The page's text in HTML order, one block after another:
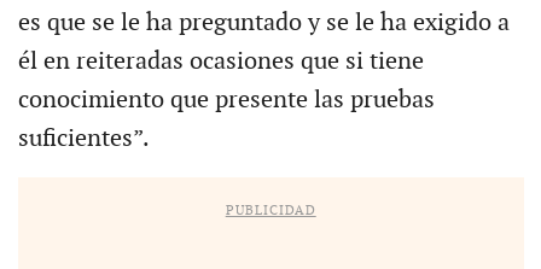
es que se le ha preguntado y se le ha exigido a
él en reiteradas ocasiones que si tiene
conocimiento que presente las pruebas
suficientes”.
PUBLICIDAD